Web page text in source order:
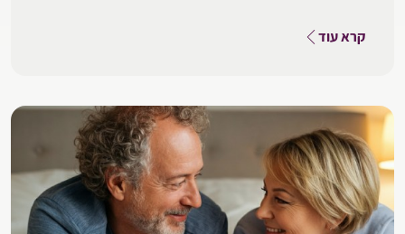
קרא עוד